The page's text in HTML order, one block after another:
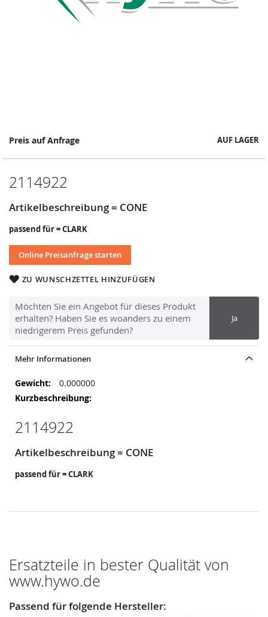
Preis auf Anfrage AUF LAGER
2114922
Artikelbeschreibung = CONE
passend für = CLARK
Online Preisanfrage starten
ZU WUNSCHZETTEL HINZUFÜGEN
Möchten Sie ein Angebot für dieses Produkt
erhalten? Haben Sie es woanders zu einem
niedrigerem Preis gefunden?
Ja
Springe
Anfang
Bildergalerie
Mehr Informationen
Mehr
Informationen
0.000000
2114922
Artikelbeschreibung = CONE
passend für = CLARK
Ersatzteile in bester Qualität von
www.hywo.de
Passend für folgende Hersteller: